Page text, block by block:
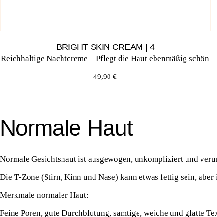
BRIGHT SKIN CREAM | 4
Reich­hal­ti­ge Nacht­creme – Pflegt die Haut eben­mä­ßig schön
49,90€
Normale Haut
Nor­ma­le Gesichts­haut ist aus­ge­wo­gen, unkom­pli­ziert und
Die T‑Zone (Stirn, Kinn und Nase) kann etwas fet­tig sein,
Merk­ma­le nor­ma­ler Haut:
Fei­ne Poren, gute Durch­blu­tung, sam­ti­ge, wei­che und glat­te